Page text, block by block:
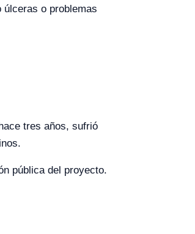
o problemas
tres años, sufrió
pública del proyecto.